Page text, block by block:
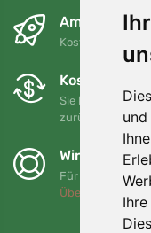
Am
Kostenloser
Kostenloser
Sie können Ihre
zurückgeben
Wir
Für jede
Über uns